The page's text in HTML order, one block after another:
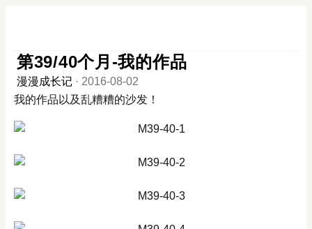
第39/40个月-我的作品
漫漫成长记 · 2016-08-02
我的作品以及乱糟糟的沙发！